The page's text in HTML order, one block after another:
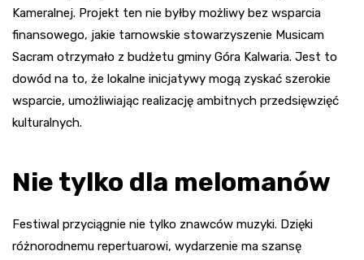
Kameralnej. Projekt ten nie byłby możliwy bez wsparcia
finansowego, jakie tarnowskie stowarzyszenie Musicam
Sacram otrzymało z budżetu gminy Góra Kalwaria. Jest to
dowód na to, że lokalne inicjatywy mogą zyskać szerokie
wsparcie, umożliwiając realizację ambitnych przedsięwzięć
kulturalnych.
Nie tylko dla melomanów
Festiwal przyciągnie nie tylko znawców muzyki. Dzięki
różnorodnemu repertuarowi, wydarzenie ma szansę